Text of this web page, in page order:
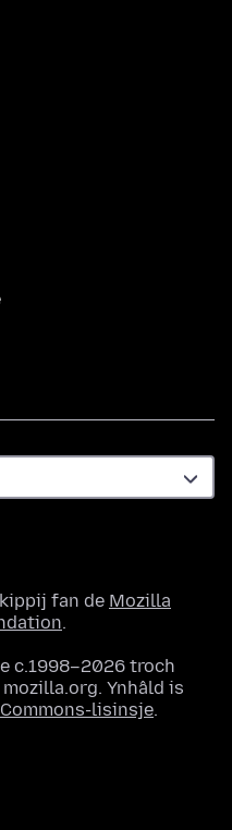
fan de Mozilla
.
c.1998–2026 troch
Ynhâld is
lisinsje.